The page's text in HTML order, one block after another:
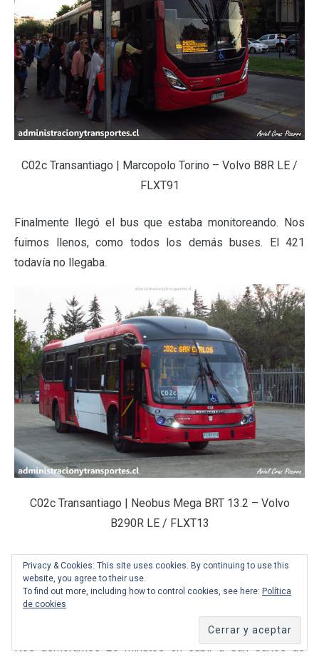
C02c Transantiago | Marcopolo Torino – Volvo B8R LE /
FLXT91
Finalmente llegó el bus que estaba monitoreando. Nos
fuimos llenos, como todos los demás buses. El 421
todavía no llegaba.
C02c Transantiago | Neobus Mega BRT 13.2 – Volvo
B290R LE / FLXT13
¡Ese bus se me pasó allá abajo! Afortunadamente logré
verlo arriba y le tomé una foto jajaja. Ese bus trabaja en
Zona B generalmente, no es fijo del C02. Entre otras
cosas, se nota porque tiene torniquete.
Nos demoramos 20 minutos en subir a San Carlos de
Privacy & Cookies: This site uses cookies. By continuing to use this
website, you agree to their use.
To find out more, including how to control cookies, see here: Política
de cookies